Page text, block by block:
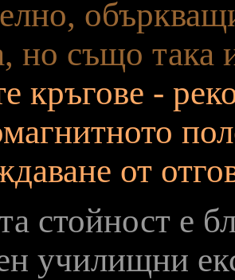
но също така
кръгове -
от
стойност е
училищни